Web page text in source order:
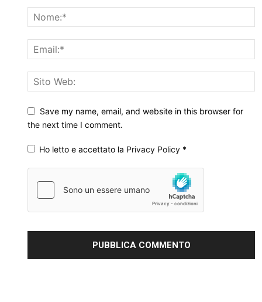
Save my name, email, and website in this browser for
the next time I comment.
Ho letto e accettato la Privacy Policy *